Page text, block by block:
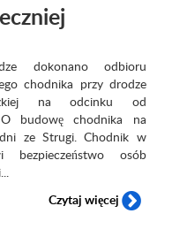
dokonano odbioru
chodnika przy drodze
na odcinku od
budowę chodnika na
ze Strugi. Chodnik w
osób
Czytaj więcej